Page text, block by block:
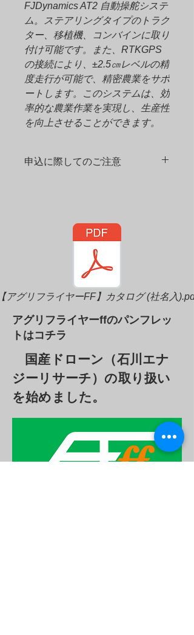
FJDynamics AT2 自動操舵システ
ム。ステアリングタイプのトラク
ター、移植機、コンバインに取り
付け可能です。また、RTKGPS
の接続により、±2.5㎝レベルの精
度走行が可能で、精密農業をサポ
ートします。このシステムは、効
率的な農業作業を実現し、生産性
を向上させることができます。
申込に際してのご注意
約条項以外の理由による返品は原則受
3．売買契約書を個別に締結させてい
アグリフライヤーFF】カタログ (社名入).pdf
​アグリフライヤーffのパンフレッ
トはコチラ
国産ドローン（石川エナ
ジーリサーチ）の取り扱い
を始めました。